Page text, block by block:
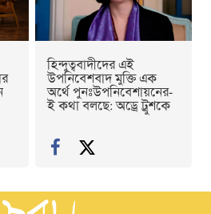
হিন্দুত্ববাদীদের এই
উপনিবেশবাদ মুক্তি এক
অর্থে পুনঃউপনিবেশায়নের-
ই কথা বলছে: অড্রে ট্রুশকে